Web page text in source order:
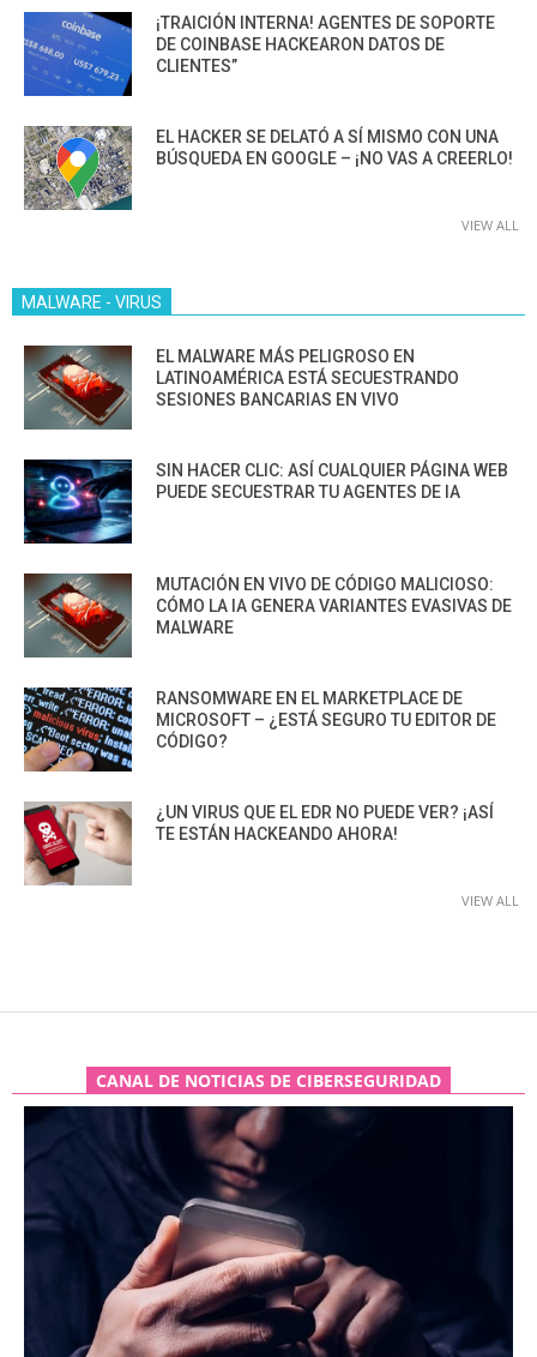
¡TRAICIÓN INTERNA! AGENTES DE SOPORTE
DE COINBASE HACKEARON DATOS DE
CLIENTES”
EL HACKER SE DELATÓ A SÍ MISMO CON UNA
BÚSQUEDA EN GOOGLE – ¡NO VAS A CREERLO!
VIEW ALL
MALWARE - VIRUS
EL MALWARE MÁS PELIGROSO EN
LATINOAMÉRICA ESTÁ SECUESTRANDO
SESIONES BANCARIAS EN VIVO
SIN HACER CLIC: ASÍ CUALQUIER PÁGINA WEB
PUEDE SECUESTRAR TU AGENTES DE IA
MUTACIÓN EN VIVO DE CÓDIGO MALICIOSO:
CÓMO LA IA GENERA VARIANTES EVASIVAS DE
MALWARE
RANSOMWARE EN EL MARKETPLACE DE
MICROSOFT – ¿ESTÁ SEGURO TU EDITOR DE
CÓDIGO?
¿UN VIRUS QUE EL EDR NO PUEDE VER? ¡ASÍ
TE ESTÁN HACKEANDO AHORA!
VIEW ALL
CANAL DE NOTICIAS DE CIBERSEGURIDAD